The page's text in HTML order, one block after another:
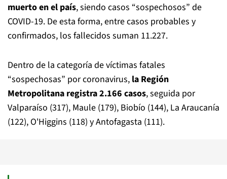
muerto en el país, siendo casos “sospechosos” de
COVID-19. De esta forma, entre casos probables y
confirmados, los fallecidos suman 11.227.
Dentro de la categoría de víctimas fatales
“sospechosas” por coronavirus, la Región
Metropolitana registra 2.166 casos, seguida por
Valparaíso (317), Maule (179), Biobío (144), La Araucanía
(122), O'Higgins (118) y Antofagasta (111).